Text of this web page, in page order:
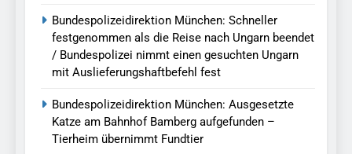
Bundespolizeidirektion München: Schneller
festgenommen als die Reise nach Ungarn beendet
/ Bundespolizei nimmt einen gesuchten Ungarn
mit Auslieferungshaftbefehl fest
Bundespolizeidirektion München: Ausgesetzte
Katze am Bahnhof Bamberg aufgefunden –
Tierheim übernimmt Fundtier